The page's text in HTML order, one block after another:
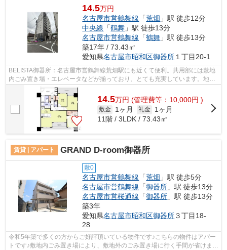
14.5万円
名古屋市営鶴舞線 「荒畑 」駅 徒歩12分
中央線 「鶴舞 」駅 徒歩13分
名古屋市営鶴舞線 「鶴舞 」駅 徒歩13分
築17年 / 73.43㎡
愛知県名古屋市昭和区御器所 １丁目20-1
BELISTA御器所：名古屋市営鶴舞線荒畑駅にも近くて便利。共用部には敷地
内ごみ置き場・エレベータなどが揃っており、とても充実しています。地上
11階建てのこの物件なら景色もバッチリ...
14.5万円 (管理費等：10,000円 )
敷金 1ヶ月 礼金
1ヶ月
11階 / 3LDK / 73.43㎡
賃貸 | アパート GRAND D-room御器所
敷0
名古屋市営鶴舞線 「荒畑 」駅 徒歩5分
名古屋市営鶴舞線 「御器所 」駅 徒歩13分
名古屋市営桜通線 「御器所 」駅 徒歩13分
築3年
愛知県名古屋市昭和区御器所３丁目18-
28
令和5年築で多くの方からご好評頂いている物件です♪こちらの物件はアパー
トです♪敷地内ごみ置き場により、敷地外のごみ置き場に行く手間が省けます